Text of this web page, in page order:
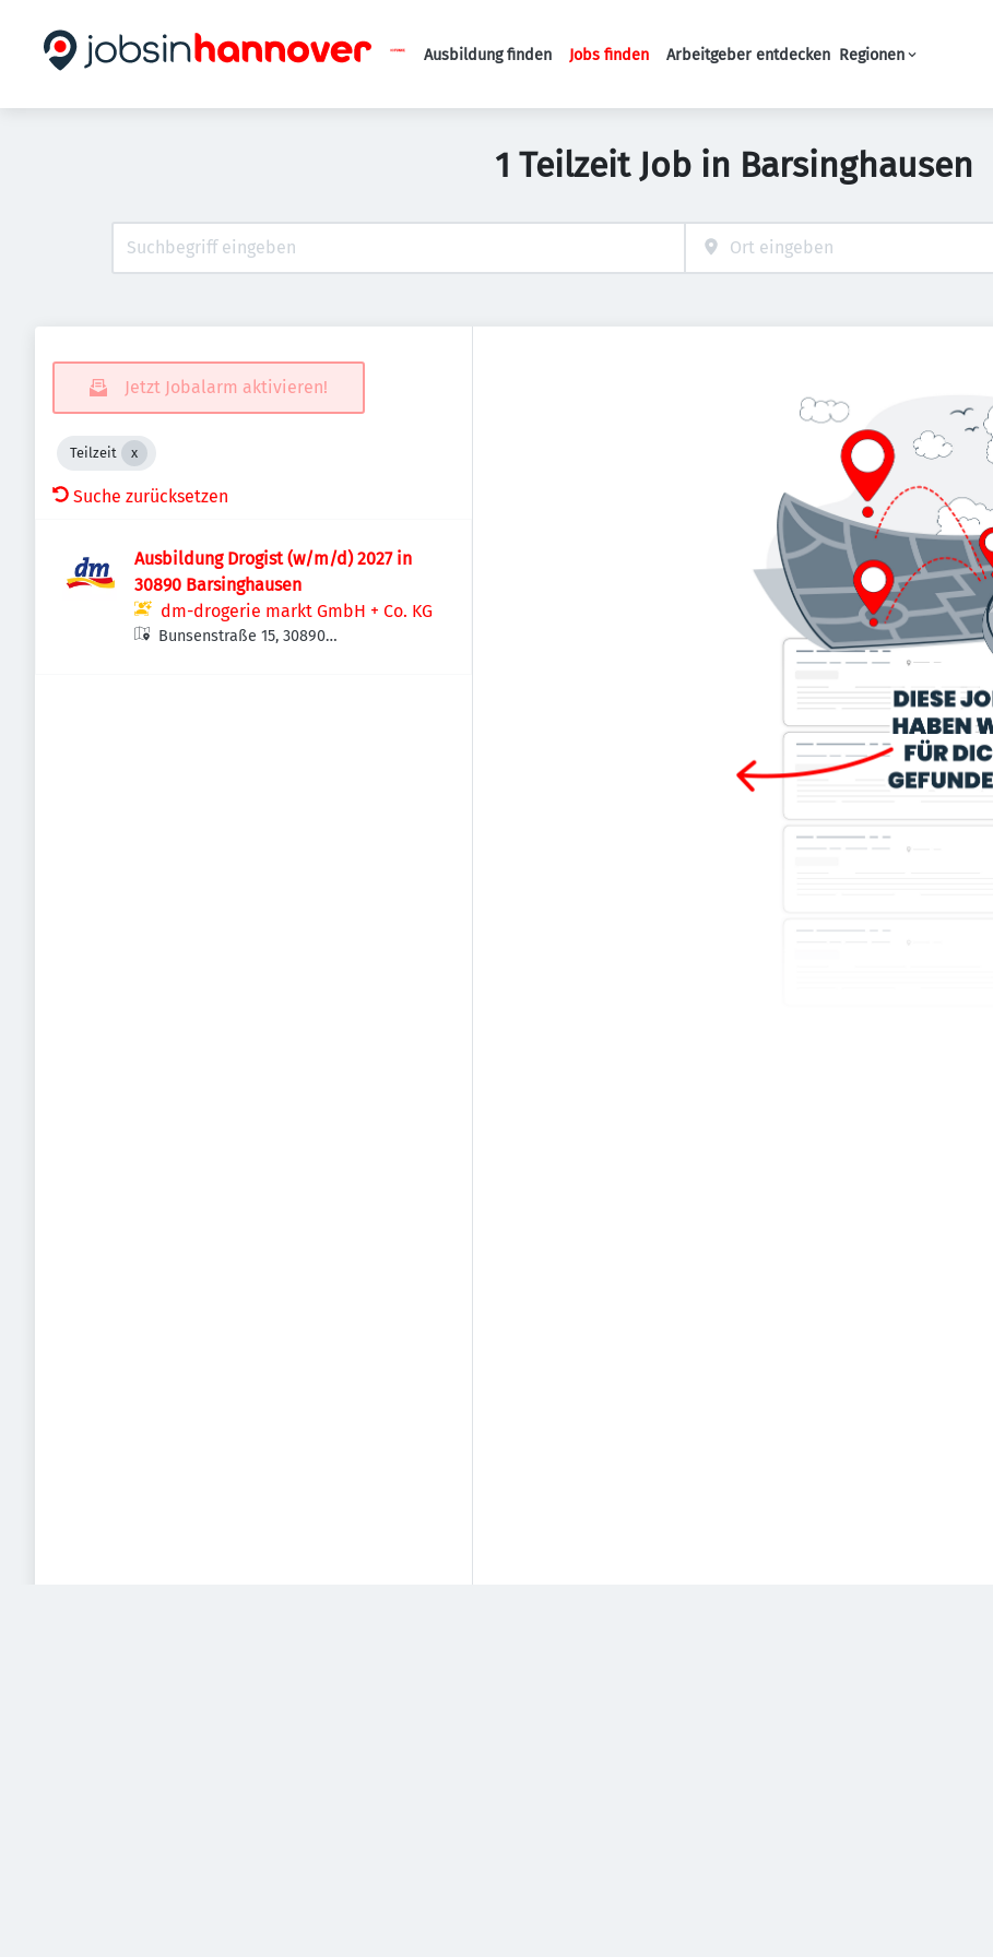
Haupt-Navigation
Ausbildung finden Jobs finden Arbeitgeber entdecken Regionen
1 Teilzeit Job in Barsinghausen
Jetzt Jobalarm aktivieren!
Teilzeit
Suche zurücksetzen
Ausbildung Drogist (w/m/d) 2027 in
30890 Barsinghausen
dm-drogerie markt GmbH + Co. KG
Bunsenstraße 15, 30890